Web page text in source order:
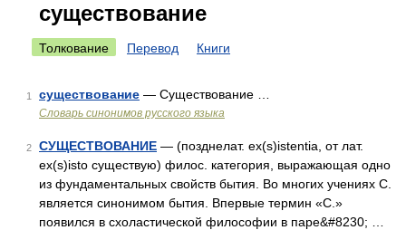
существование
Толкование Перевод Книги
1 существование — Существование …
Словарь синонимов русского языка
2 СУЩЕСТВОВАНИЕ — (позднелат. ex(s)istentia, от лат.
ex(s)isto существую) филос. категория, выражающая одно
из фундаментальных свойств бытия. Во многих учениях С.
является синонимом бытия. Впервые термин «С.»
появился в схоластической философии в паре&#8230; …